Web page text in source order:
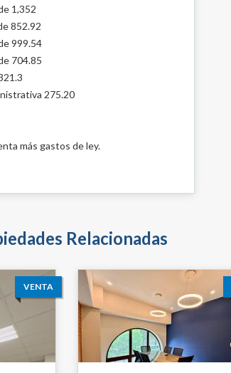
1,352
852.92
999.54
704.85
275.20
más gastos de ley.
Relacionadas
VENTA